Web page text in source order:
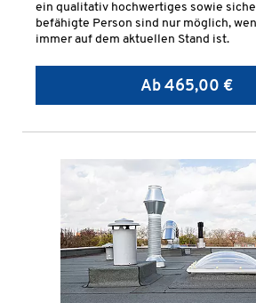
ein qualitativ hochwertiges sowie
befähigte Person sind nur möglich,
immer auf dem aktuellen Stand ist.
Ab 465,00 €